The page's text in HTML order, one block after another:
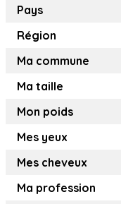
Pays
Région
Ma commune
Ma taille
Mon poids
Mes yeux
Mes cheveux
Ma profession